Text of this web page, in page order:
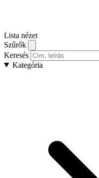
Lista nézet
Szűrők
Keresés
Kategória